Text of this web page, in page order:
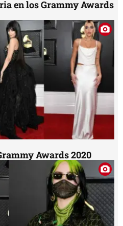
en los Grammy Awards
Awards 2020